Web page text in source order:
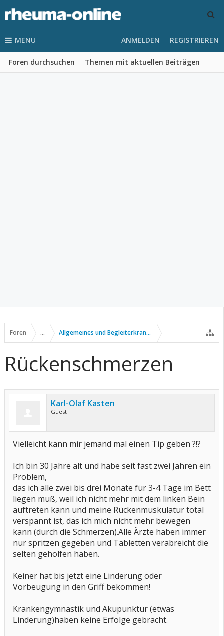
MENU
Foren durchsuchen Themen mit aktuellen Beiträgen
ANMELDEN REGISTRIEREN
Foren ... Allgemeines und Begleiterkrankungen
Rückenschmerzen
Karl-Olaf Kasten
Guest
Vielleicht kann mir jemand mal einen Tip geben ?!?
Ich bin 30 Jahre alt und habe seit fast zwei Jahren ein
Problem,
das ich alle zwei bis drei Monate für 3-4 Tage im Bett
liegen muß, weil ich nicht mehr mit dem linken Bein
auftreten kann und meine Rückenmuskulatur total
verspannt ist, das ich mich nicht mehr bewegen
kann (durch die Schmerzen).Alle Ärzte haben immer
nur spritzen gegeben und Tabletten verabreicht die
selten geholfen haben.
Keiner hat bis jetzt eine Linderung oder
Vorbeugung in den Griff bekommen!
Krankengymnastik und Akupunktur (etwas
Linderung)haben keine Erfolge gebracht.